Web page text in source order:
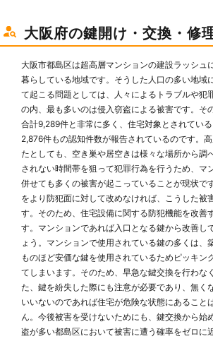
大阪府の鍵開け・交換・修
大阪市都島区は超高層マンションの建設ラッシュ
暮らしている地域です。そうした人口の多い地域
て起こる問題としては、人々によるトラブルや犯
の内、最も多いのは侵入窃盗による被害です。そ
合計9,289件と非常に多く、住宅対象とされてい
2,876件もの認知件数が報告されているのです。
たとしても、空き巣や居空きは様々な場所から調
されない時間帯を狙って犯罪行為を行うため、マ
併せても多くの被害が起こっていることが現状で
をより防犯面に対して改めなければ、こうした被
す。そのため、住宅設備に関する防犯機能を改善
す。マンションであれば入口となる鍵から改善し
ょう。マンションで使用されている鍵の多くは、
ものほど安価な鍵を使用されているためピッキン
てしまいます。そのため、早急な鍵交換を行わな
た、鍵を紛失した際にも注意が必要であり、無く
いいないのであれば住宅が危険な状態にあること
ん。今後被害を受けないためにも、鍵交換から始
盗が多い都島区において被害に遭う確率をゼロに